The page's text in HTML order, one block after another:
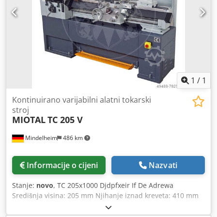
Geometrijski protokol - Digitalni zaslon s 3 osi - Gumb za
hitno zaustavljanje - Sustav za brzu zamjenu alata Multifix
- Svjetlo za stroj - Sustav za hlađenje - Pokretni vrh za
označavanje
1 / 1
Mindelheim 486 km
Kontinuirano varijabilni alatni tokarski
stroj
MIOTALTC 205 V
Informacije o cijeni Nazvati
Stanje: novo, TC 205x1000 Djdpfxeir If De Adrewa
Središnja visina: 205 mm Njihanje iznad kreveta: 410 mm
Razmak između centara: 1000 mm Širina kreveta: 260 mm